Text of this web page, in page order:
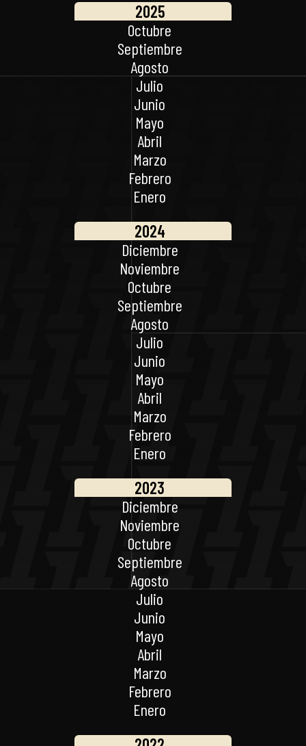
2025
Octubre
Septiembre
Agosto
Julio
Junio
Mayo
Abril
Marzo
Febrero
Enero
2024
Diciembre
Noviembre
Octubre
Septiembre
Agosto
Julio
Junio
Mayo
Abril
Marzo
Febrero
Enero
2023
Diciembre
Noviembre
Octubre
Septiembre
Agosto
Julio
Junio
Mayo
Abril
Marzo
Febrero
Enero